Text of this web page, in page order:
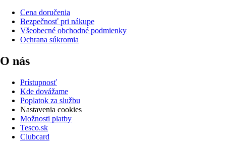
Cena doručenia
Bezpečnosť pri nákupe
Všeobecné obchodné podmienky
Ochrana súkromia
O nás
Prístupnosť
Kde dovážame
Poplatok za službu
Nastavenia cookies
Možnosti platby
Tesco.sk
Clubcard